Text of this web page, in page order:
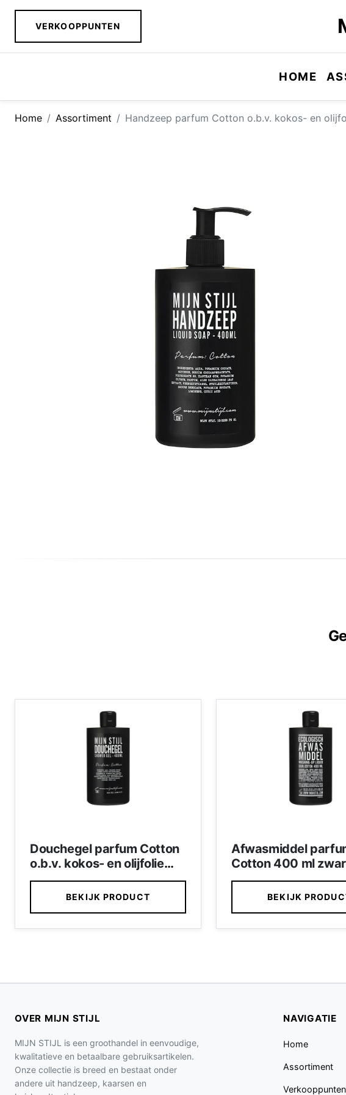
VERKOOPPUNTEN
HOME
Home Assortiment Handzeep parfum Cotton o.b.v. kokos- en
Douchegel parfum Cotton
o.b.v. kokos- en olijfolie
400 ml (zwarte fles)
BEKIJK PRODUCT
Afwasmiddel
Cotton 400 ml
BEKIJK
OVER MIJN STIJL
MIJN STIJL is een groothandel in eenvoudige,
kwalitatieve en betaalbare gebruiksartikelen.
Onze collectie is breed en bestaat onder
andere uit handzeep, kaarsen en
NAVIGATIE
Home
Assortiment
Verkooppunten